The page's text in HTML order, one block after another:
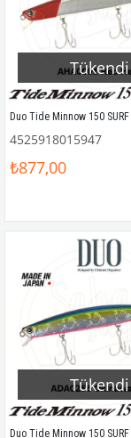
Tükendi
4525918015947
₺877,00
Tükendi